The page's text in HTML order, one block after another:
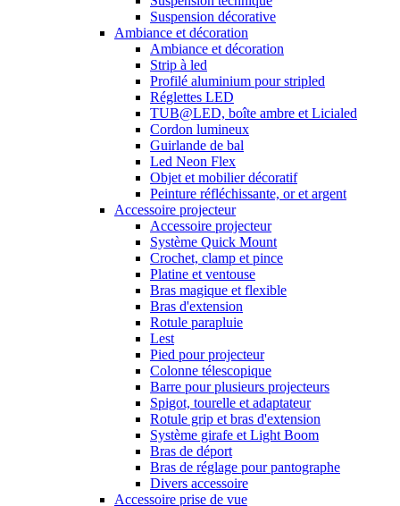
Suspension décorative
Ambiance et décoration
Ambiance et décoration
Strip à led
Profilé aluminium pour stripled
Réglettes LED
TUB@LED, boîte ambre et Licialed
Cordon lumineux
Guirlande de bal
Led Neon Flex
Objet et mobilier décoratif
Peinture réfléchissante, or et argent
Accessoire projecteur
Accessoire projecteur
Système Quick Mount
Crochet, clamp et pince
Platine et ventouse
Bras magique et flexible
Bras d'extension
Rotule parapluie
Lest
Pied pour projecteur
Colonne télescopique
Barre pour plusieurs projecteurs
Spigot, tourelle et adaptateur
Rotule grip et bras d'extension
Système girafe et Light Boom
Bras de déport
Bras de réglage pour pantographe
Divers accessoire
Accessoire prise de vue